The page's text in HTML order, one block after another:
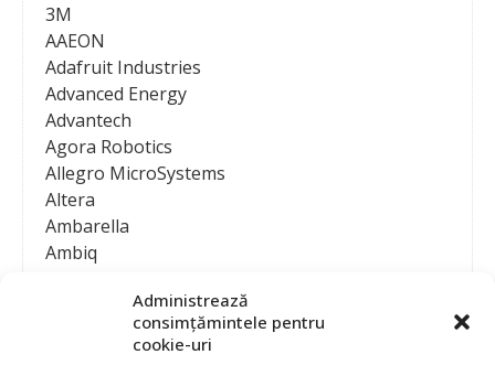
Administrează
consimțămintele pentru
cookie-uri
3M
AAEON
Adafruit Industries
Advanced Energy
Advantech
Agora Robotics
Allegro MicroSystems
Altera
Ambarella
Ambiq
Analog Devices
Anritsu Corporation